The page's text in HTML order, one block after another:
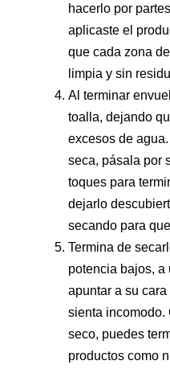
hacerlo por
aplicaste el
que cada zona
limpia y sin
Al terminar
toalla, dejando
excesos de
seca, pásala por
toques para
dejarlo
secando para
Termina de
potencia bajos, a
apuntar a su
sienta incomodo.
seco, puedes
productos como